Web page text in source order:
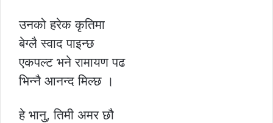
उनको हरेक कृतिमा
बेग्लै स्वाद पाइन्छ
एकपल्ट भने रामायण पढ
भिन्नै आनन्द मिल्छ ।
हे भानु, तिमी अमर छौ